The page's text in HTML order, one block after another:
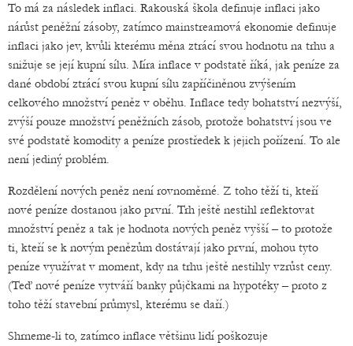
To má za následek inflaci. Rakouská škola definuje inflaci jako
nárůst peněžní zásoby, zatímco mainstreamová ekonomie definuje
inflaci jako jev, kvůli kterému měna ztrácí svou hodnotu na trhu a
snižuje se její kupní sílu. Míra inflace v podstatě říká, jak peníze za
dané období ztrácí svou kupní sílu zapříčiněnou zvýšením
celkového množství peněz v oběhu. Inflace tedy bohatství nezvýší,
zvýší pouze množství peněžních zásob, protože bohatství jsou ve
své podstatě komodity a peníze prostředek k jejich pořízení. To ale
není jediný problém.
Rozdělení nových peněz není rovnoměrné. Z toho těží ti, kteří
nové peníze dostanou jako první. Trh ještě nestihl reflektovat
množství peněz a tak je hodnota nových peněz vyšší – to protože
ti, kteří se k novým penězům dostávají jako první, mohou tyto
peníze využívat v moment, kdy na trhu ještě nestihly vzrůst ceny.
(Teď nové peníze vytváří banky půjčkami na hypotéky – proto z
toho těží stavební průmysl, kterému se daří.)
Shrneme-li to, zatímco inflace většinu lidí poškozuje